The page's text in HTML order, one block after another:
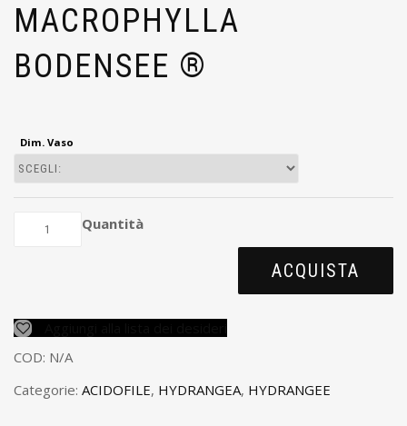
MACROPHYLLA
BODENSEE ®
Dim. Vaso
Quantità
ACQUISTA
COD: N/A
Categorie: ACIDOFILE, HYDRANGEA, HYDRANGEE